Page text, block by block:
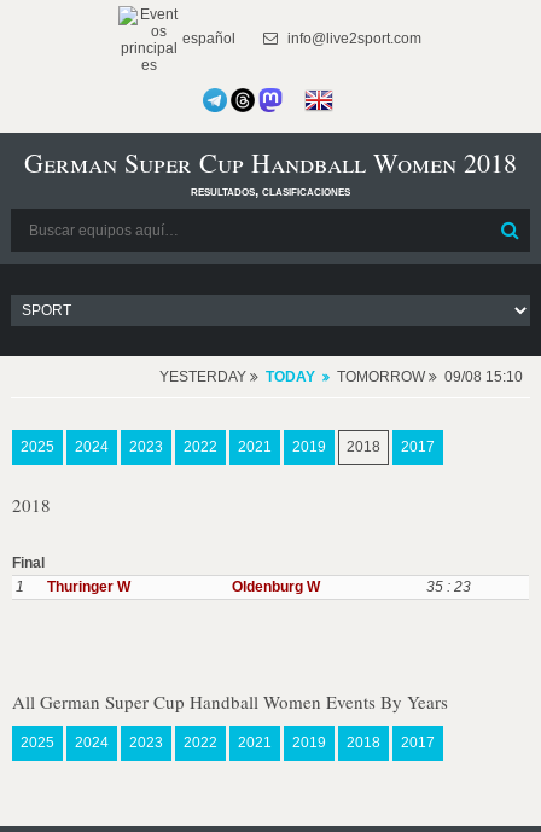
español info@live2sport.com
German Super Cup Handball Women 2018
resultados, clasificaciones
YESTERDAY TODAY TOMORROW 09/08 15:10
2025 2024 2023 2022 2021 2019 2018 2017
2018
Final
1
Thuringer W Oldenburg W 35 : 23
All German Super Cup Handball Women Events By Years
2025 2024 2023 2022 2021 2019 2018 2017